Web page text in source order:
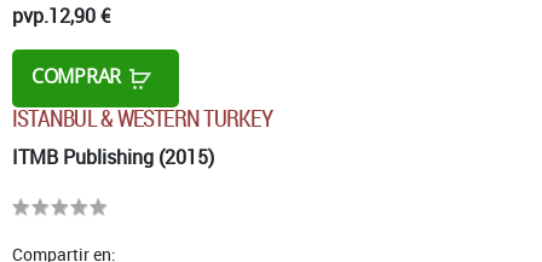
pvp.12,90 €
COMPRAR
ISTANBUL & WESTERN TURKEY
ITMB Publishing (2015)
Compartir en: